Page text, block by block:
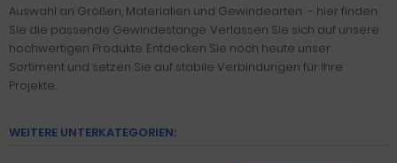
Auswahl an Größen, Materialien und Gewindearten. - hier finden
Sie die passende Gewindestange. Verlassen Sie sich auf unsere
hochwertigen Produkte. Entdecken Sie noch heute unser
Sortiment und setzen Sie auf stabile Verbindungen für Ihre
Projekte.
WEITERE UNTERKATEGORIEN: